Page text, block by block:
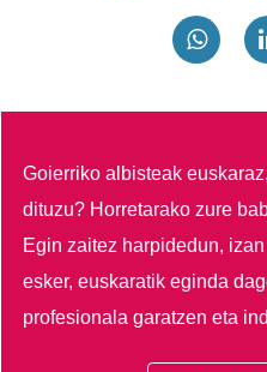
Goierriko albisteak
dituzu? Horretarako zure
Egin zaitez harpidedun,
esker, euskaratik eginda
profesionala garatzen eta